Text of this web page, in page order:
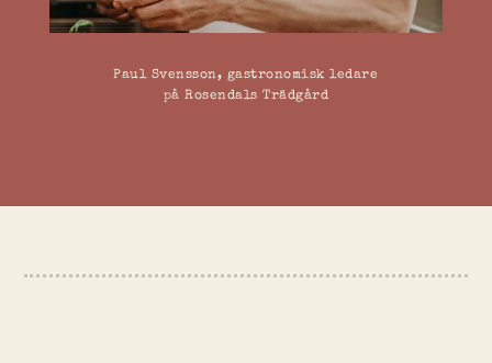
Paul Svensson, gastronomisk ledare
på Rosendals Trädgård